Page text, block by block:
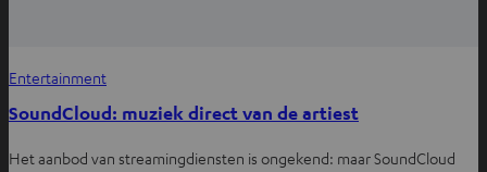
Entertainment
SoundCloud: muziek direct van de artiest
Het aanbod van streamingdiensten is ongekend: maar SoundCloud